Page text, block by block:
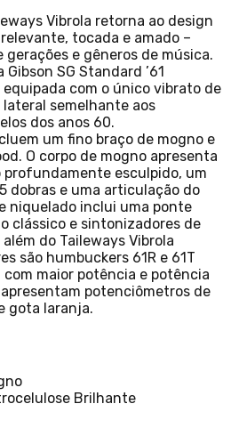
Vibrola retorna ao design
tocada e amado –
e gêneros de música.
SG Standard ’61
com o único vibrato de
semelhante aos
dos anos 60.
um fino braço de mogno e
O corpo de mogno apresenta
profundamente esculpido, um
dobras e uma articulação do
niquelado inclui uma ponte
clássico e sintonizadores de
do Taileways Vibrola
são humbuckers 61R e 61T
com maior potência e potência
potenciômetros de
gota laranja.
Brilhante